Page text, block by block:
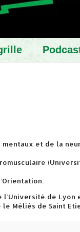
et de la
de Lyon
Méliès de Saint